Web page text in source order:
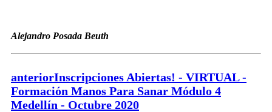
Alejandro Posada Beuth
anteriorInscripciones Abiertas! - VIRTUAL -
Formación Manos Para Sanar Módulo 4
Medellín - Octubre 2020